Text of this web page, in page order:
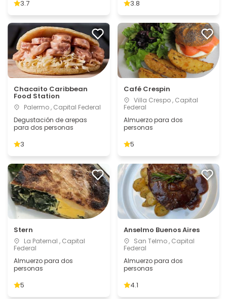
3.7 3.8
Chacaito Caribbean
Food Station
Palermo , Capital Federal
Degustación de arepas
para dos personas
3
Café Crespin
Villa Crespo , Capital
Federal
Almuerzo para dos
personas
5
Stern
La Paternal , Capital
Federal
Almuerzo para dos
personas
5
Anselmo Buenos Aires
San Telmo , Capital
Federal
Almuerzo para dos
personas
4.1